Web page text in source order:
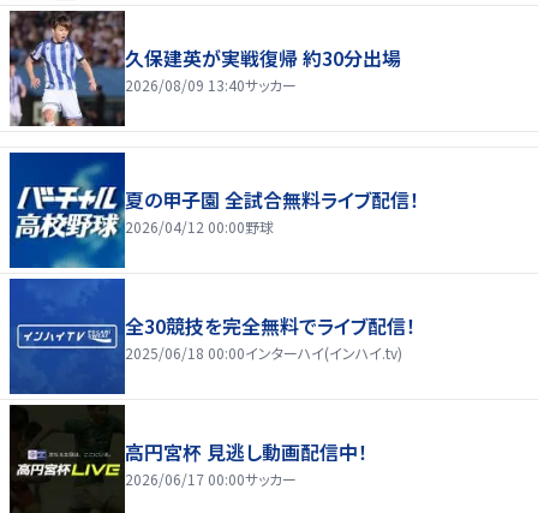
久保建英が実戦復帰 約30分出場
2026/08/09 13:40サッカー
夏の甲子園 全試合無料ライブ配信！
2026/04/12 00:00野球
全30競技を完全無料でライブ配信！
2025/06/18 00:00インターハイ(インハイ.tv)
高円宮杯 見逃し動画配信中！
2026/06/17 00:00サッカー